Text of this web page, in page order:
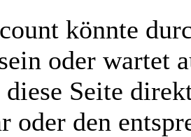
könnte
oder wartet
Seite
oder den